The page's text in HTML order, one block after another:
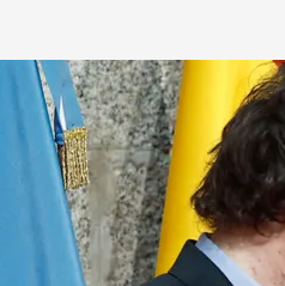
ha aprovechado el acto para atacar al
Cuatro Europa Press
Díaz Ayuso entrega a
a pesar de los insultos a